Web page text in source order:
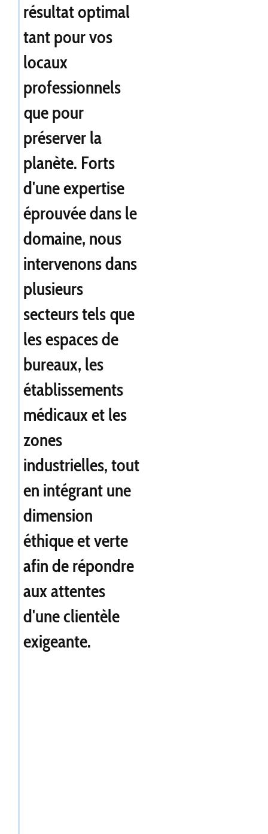
résultat optimal
tant pour vos
locaux
professionnels
que pour
préserver la
planète. Forts
d'une expertise
éprouvée dans le
domaine, nous
intervenons dans
plusieurs
secteurs tels que
les espaces de
bureaux, les
établissements
médicaux et les
zones
industrielles, tout
en intégrant une
dimension
éthique et verte
afin de répondre
aux attentes
d'une clientèle
exigeante.